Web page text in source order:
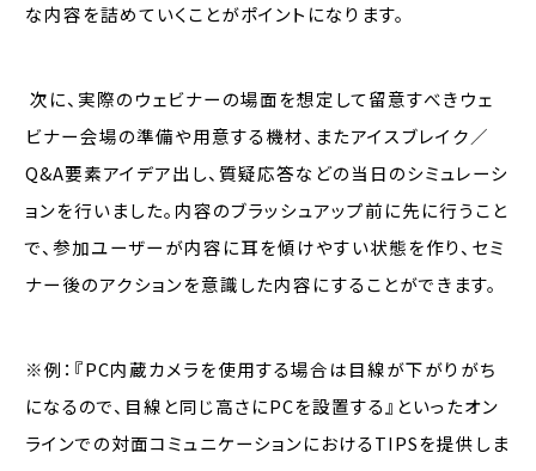
な内容を詰めていくことがポイントになります。
次に、実際のウェビナーの場面を想定して留意すべきウェ
ビナー会場の準備や用意する機材、またアイスブレイク／
Q&A要素アイデア出し、質疑応答などの当日のシミュレーシ
ョンを行いました。内容のブラッシュアップ前に先に行うこと
で、参加ユーザーが内容に耳を傾けやすい状態を作り、セミ
ナー後のアクションを意識した内容にすることができます。
※例：『PC内蔵カメラを使用する場合は目線が下がりがち
になるので、目線と同じ高さにPCを設置する』といったオン
ラインでの対面コミュニケーションにおけるTIPSを提供しま